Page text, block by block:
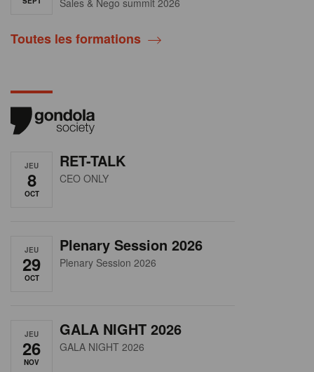
Toutes les formations
JEU
8
OCT
RET-TALK
CEO ONLY
JEU
29
OCT
Plenary Session 2026
Plenary Session 2026
JEU
26
NOV
GALA NIGHT 2026
GALA NIGHT 2026